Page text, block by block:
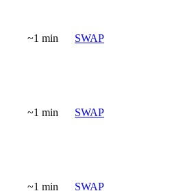
~1 min SWAP
~1 min SWAP
~1 min SWAP